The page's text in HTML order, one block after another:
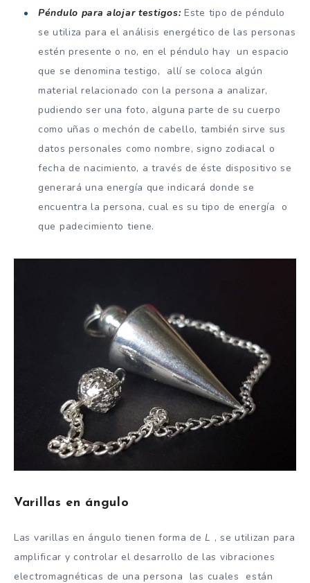
Péndulo para alojar testigos: Este tipo de péndulo
se utiliza para el análisis energético de las personas
estén presente o no, en el péndulo hay un espacio
que se denomina testigo, allí se coloca algún
material relacionado con la persona a analizar,
pudiendo ser una foto, alguna parte de su cuerpo
como uñas o mechón de cabello, también sirve sus
datos personales como nombre, signo zodiacal o
fecha de nacimiento, a través de éste dispositivo se
generará una energía que indicará donde se
encuentra la persona, cual es su tipo de energía o
que padecimiento tiene.
Varillas en ángulo
Las varillas en ángulo tienen forma deL , se utilizan para
amplificar y controlar el desarrollo de las vibraciones
electromagnéticas de una persona las cuales están